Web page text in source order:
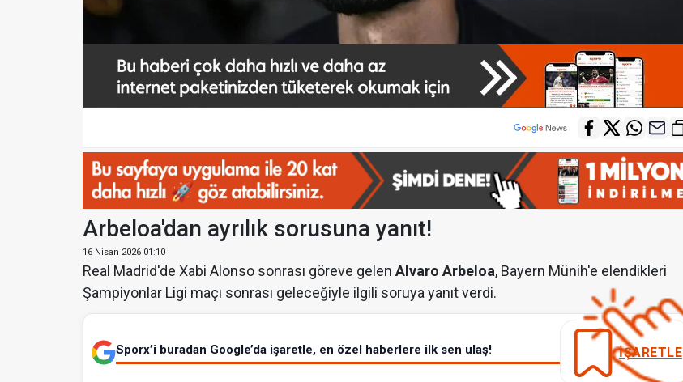
Arbeloa'dan ayrılık sorusuna yanıt!
16 Nisan 2026 01:10
Real Madrid'de Xabi Alonso sonrası göreve gelen Alvaro Arbeloa, Bayern Münih'e elendikleri
Şampiyonlar Ligi maçı sonrası geleceğiyle ilgili soruya yanıt verdi.
Sporx’i buradan Google’da işaretle, en özel haberlere ilk sen ulaş! İŞARETLE